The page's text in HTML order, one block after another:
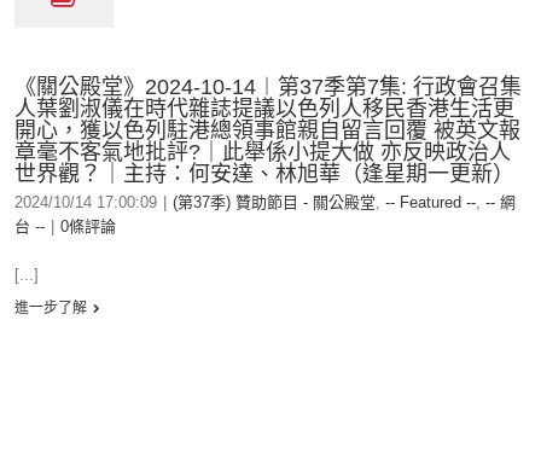
《關公殿堂》2024-10-14︱第37季第7集: 行政會召集
人葉劉淑儀在時代雜誌提議以色列人移民香港生活更
開心，獲以色列駐港總領事館親自留言回覆 被英文報
章毫不客氣地批評?｜此舉係小提大做 亦反映政治人
世界觀？｜主持：何安達、林旭華（逢星期一更新）
2024/10/14 17:00:09 (第37季) 贊助節目 - 關公殿堂, -- Featured --, -- 網
台 --
0條評論
[...]
進一步了解